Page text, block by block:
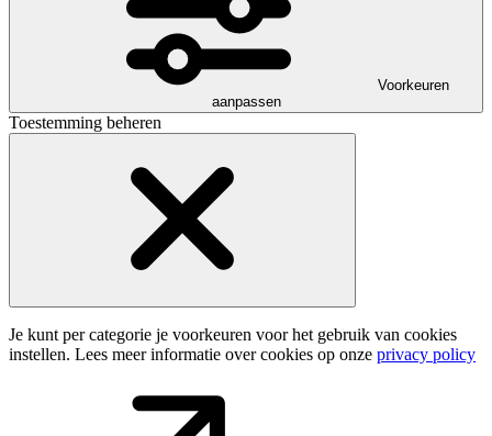
Voorkeuren
aanpassen
Toestemming beheren
Je kunt per categorie je voorkeuren voor het gebruik van cookies
instellen. Lees meer informatie over cookies op onze privacy policy